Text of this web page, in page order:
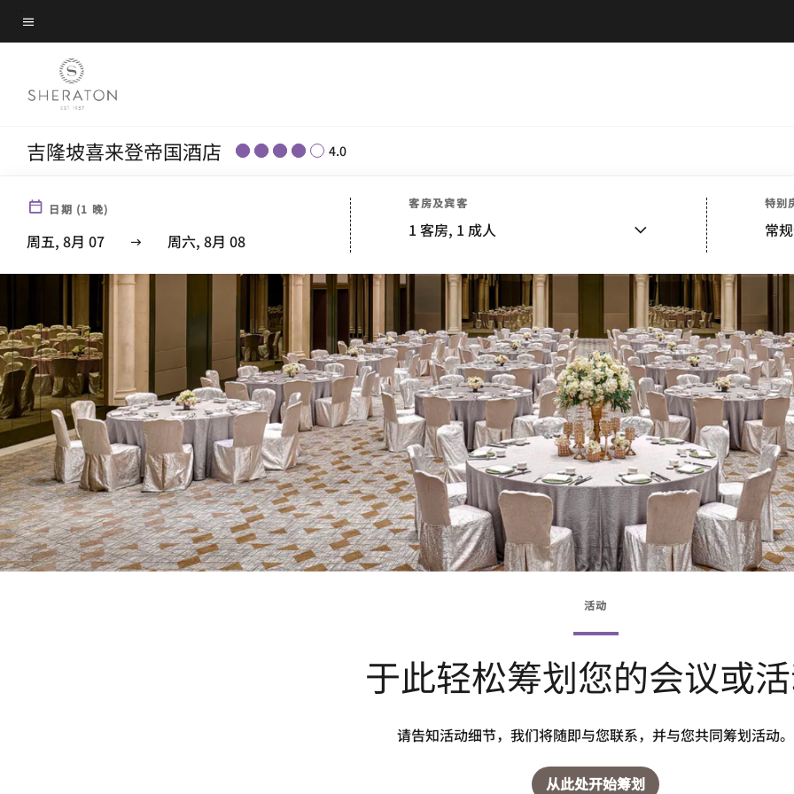
Skip
to
content
菜单文本
吉隆坡喜来登帝国酒店 4.0
日期 (1 晚)
周五, 8月 07 周六, 8月 08
客房及宾客
1 客房, 1 成人
特别
常
活动
于此轻松筹划您的会议或
请告知活动细节，我们将随即与您联系，并与您共同筹划活动。
从此处开始筹划